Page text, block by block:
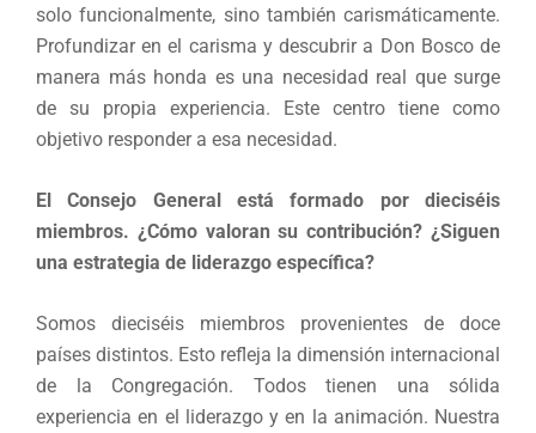
solo funcionalmente, sino también carismáticamente.
Profundizar en el carisma y descubrir a Don Bosco de
manera más honda es una necesidad real que surge
de su propia experiencia. Este centro tiene como
objetivo responder a esa necesidad.
El Consejo General está formado por dieciséis
miembros. ¿Cómo valoran su contribución? ¿Siguen
una estrategia de liderazgo específica?
Somos dieciséis miembros provenientes de doce
países distintos. Esto refleja la dimensión internacional
de la Congregación. Todos tienen una sólida
experiencia en el liderazgo y en la animación. Nuestra